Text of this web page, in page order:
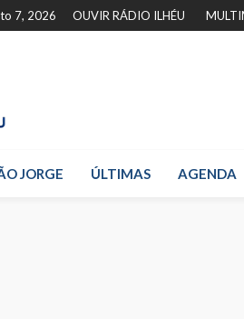
7, 2026 OUVIR RÁDIO ILHÉU
JORGE ÚLTIMAS AGENDA